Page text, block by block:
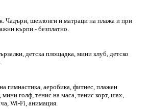
Чадъри, шезлонги и матраци на плажа и при
кърпи - безплатно.
детска площадка, мини клуб, детско
гимнастика, аеробика, фитнес, плажен
голф, тенис на маса, тенис корт, шах,
Wi-Fi, анимация.